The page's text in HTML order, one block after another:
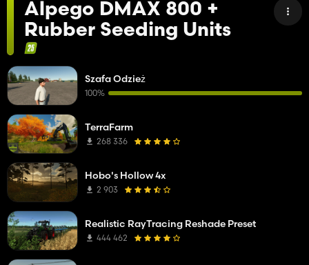
Alpego DMAX 800 +
Rubber Seeding Units
Szafa Odzież
100%
TerraFarm
268 336
Hobo's Hollow 4x
2 903
Realistic RayTracing Reshade Preset
444 462